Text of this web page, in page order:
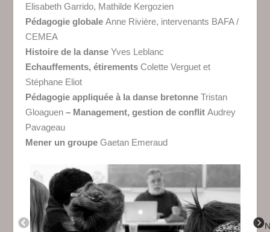
Elisabeth Garrido, Mathilde Kergozien
Pédagogie globaleAnne Rivière, intervenants BAFA /
CEMEA
Histoire de la danseYves Leblanc
Echauffements, étirementsColette Verguet et
Stéphane Eliot
Pédagogie appliquée à la danse bretonneTristan
Gloaguen– Management, gestion de conflitAudrey
Pavageau
Mener un groupeGaetan Emeraud
PREVIOUS